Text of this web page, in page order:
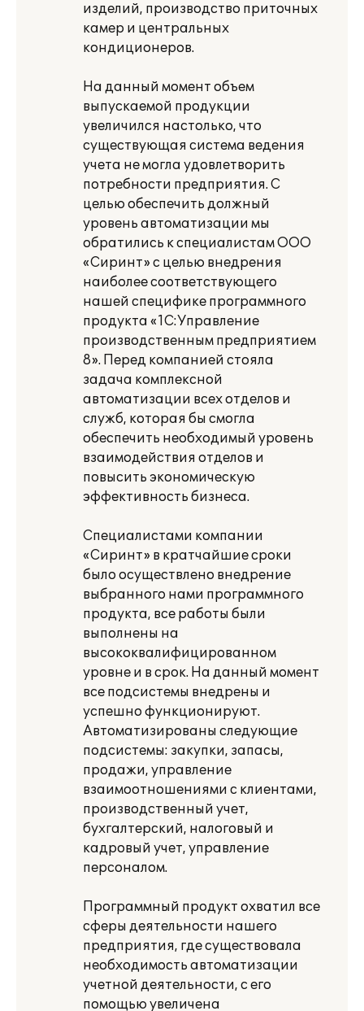
изделий, производство приточных
камер и центральных
кондиционеров.
На данный момент объем
выпускаемой продукции
увеличился настолько, что
существующая система ведения
учета не могла удовлетворить
потребности предприятия. С
целью обеспечить должный
уровень автоматизации мы
обратились к специалистам ООО
«Сиринт» с целью внедрения
наиболее соответствующего
нашей специфике программного
продукта «1С:Управление
производственным предприятием
8». Перед компанией стояла
задача комплексной
автоматизации всех отделов и
служб, которая бы смогла
обеспечить необходимый уровень
взаимодействия отделов и
повысить экономическую
эффективность бизнеса.
Специалистами компании
«Сиринт» в кратчайшие сроки
было осуществлено внедрение
выбранного нами программного
продукта, все работы были
выполнены на
высококвалифицированном
уровне и в срок. На данный момент
все подсистемы внедрены и
успешно функционируют.
Автоматизированы следующие
подсистемы: закупки, запасы,
продажи, управление
взаимоотношениями с клиентами,
производственный учет,
бухгалтерский, налоговый и
кадровый учет, управление
персоналом.
Программный продукт охватил все
сферы деятельности нашего
предприятия, где существовала
необходимость автоматизации
учетной деятельности, с его
помощью увеличена